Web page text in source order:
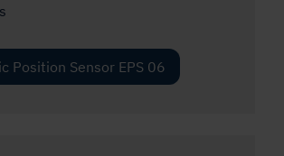
Position Sensor EPS 06